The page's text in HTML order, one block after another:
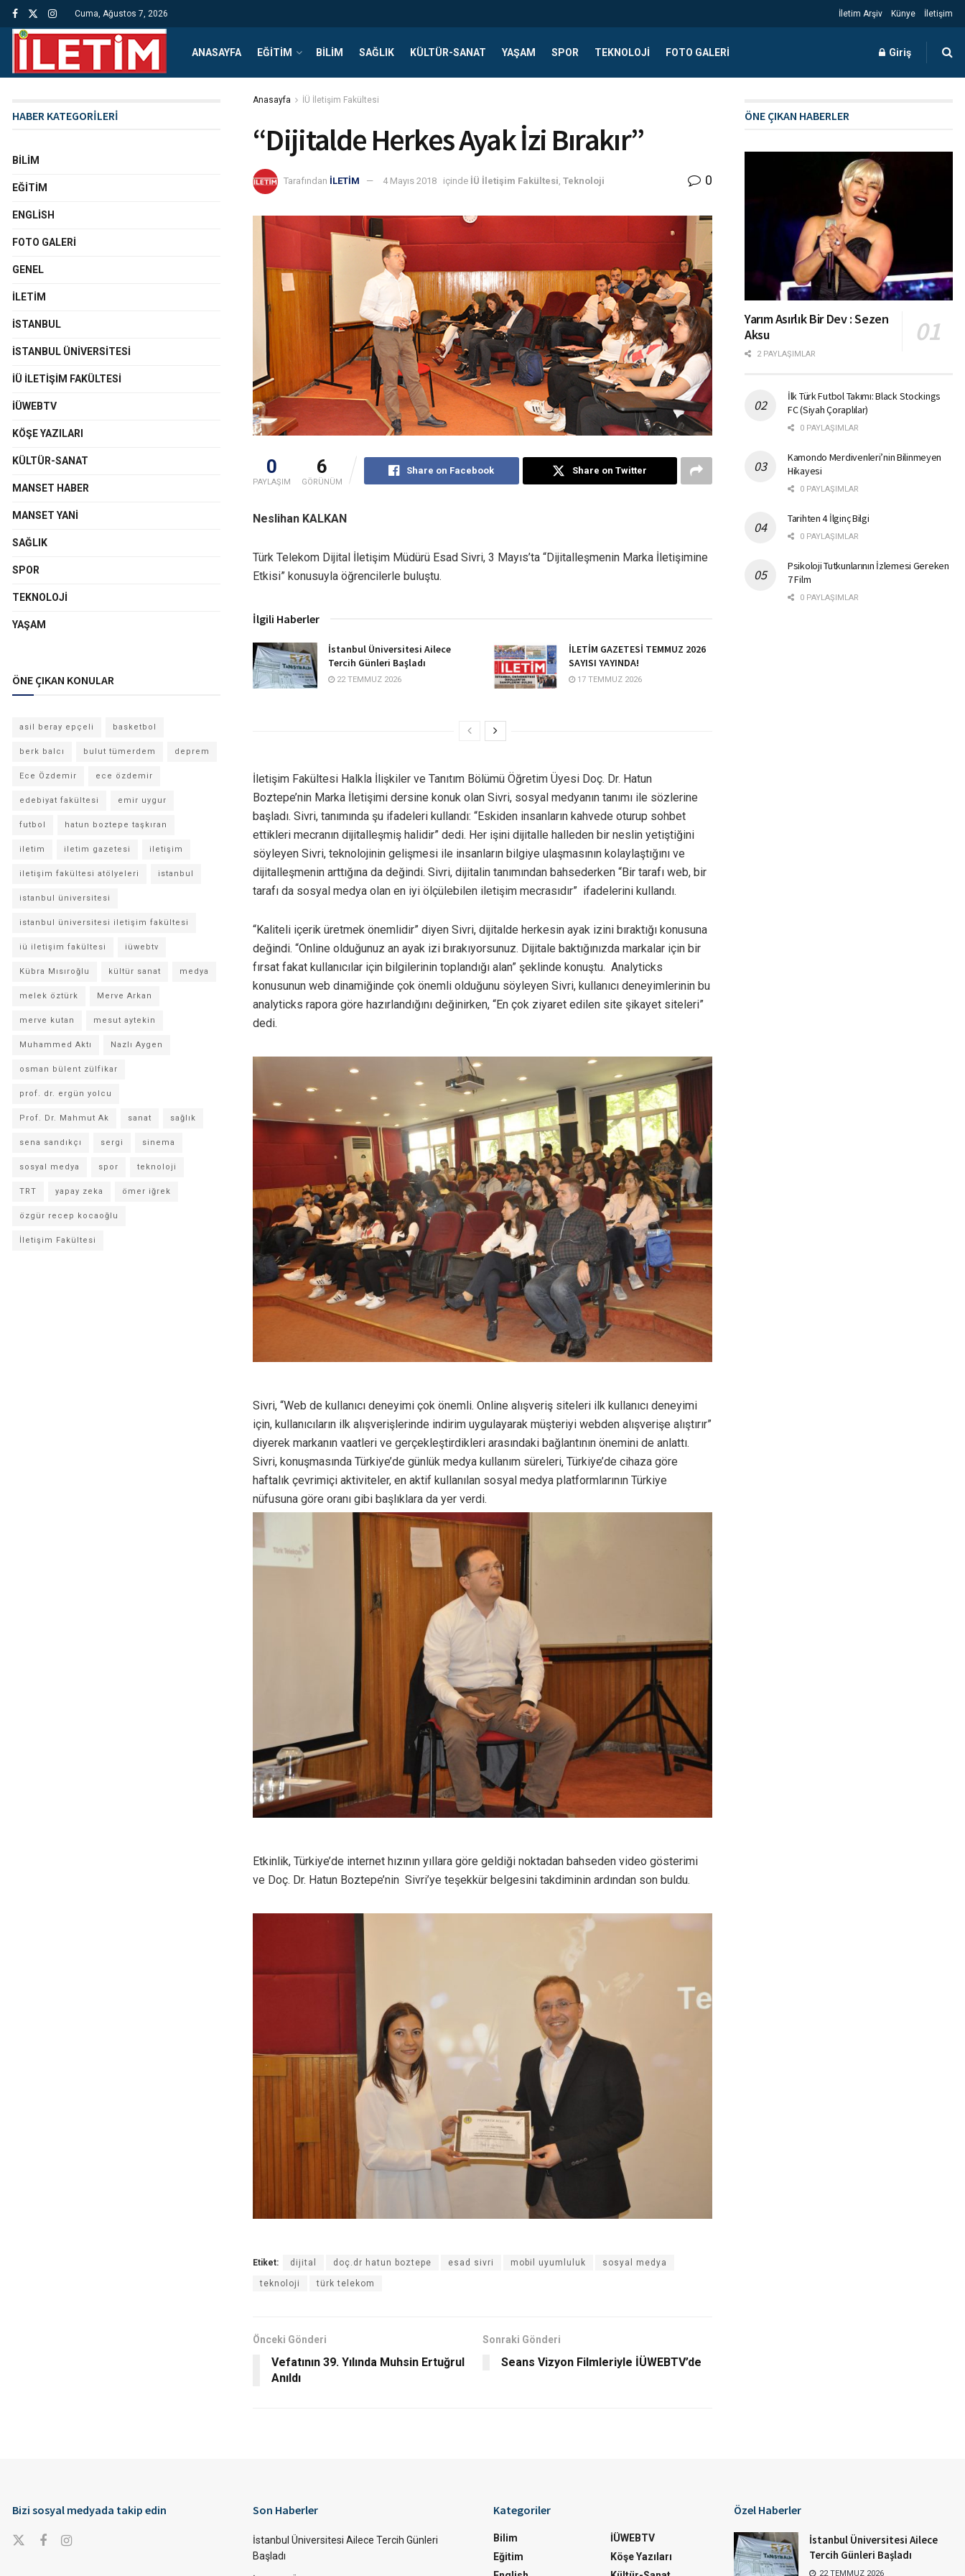
Cuma, Ağustos 7, 2026 İletim Arşiv Künye İletişim
ANASAYFA EĞITIM BILIM SAĞLIK KÜLTÜR-SANAT YAŞAM SPOR TEKNOLOJI FOTO GALERI Giriş
Anasayfa İÜ İletişim Fakültesi
“Dijitalde Herkes Ayak İzi Bırakır”
Tarafından İLETİM 4 Mayıs 2018 içinde İÜ İletişim Fakültesi Teknoloji 0
0
PAYLAŞIM
6
GÖRÜNÜM
Share on Facebook Share on Twitter
Neslihan KALKAN
Türk Telekom Dijital İletişim Müdürü Esad Sivri, 3 Mayıs’ta “Dijitalleşmenin Marka İletişimine
Etkisi” konusuyla öğrencilerle buluştu.
İlgili Haberler
İstanbul Üniversitesi Ailece
Tercih Günleri Başladı
22 TEMMUZ 2026
İLETİM GAZETESİ TEMMUZ 2026
SAYISI YAYINDA!
17 TEMMUZ 2026
İletişim Fakültesi Halkla İlişkiler ve Tanıtım Bölümü Öğretim Üyesi Doç. Dr. Hatun
Boztepe’nin Marka İletişimi dersine konuk olan Sivri, sosyal medyanın tanımı ile sözlerine
başladı. Sivri, tanımında şu ifadeleri kullandı: “Eskiden insanların kahvede oturup sohbet
ettikleri mecranın dijitalleşmiş halidir” dedi. Her işini dijitalle halleden bir neslin yetiştiğini
söyleyen Sivri, teknolojinin gelişmesi ile insanların bilgiye ulaşmasının kolaylaştığını ve
dijitalleşmenin arttığına da değindi. Sivri, dijitalin tanımından bahsederken “Bir tarafı web, bir
tarafı da sosyal medya olan en iyi ölçülebilen iletişim mecrasıdır” ifadelerini kullandı.
“Kaliteli içerik üretmek önemlidir” diyen Sivri, dijitalde herkesin ayak izini bıraktığı konusuna
değindi. “Online olduğunuz an ayak izi bırakıyorsunuz. Dijitale baktığınızda markalar için bir
fırsat fakat kullanıcılar için bilgilerinin toplandığı alan” şeklinde konuştu. Analyticks
konusunun web dinamiğinde çok önemli olduğunu söyleyen Sivri, kullanıcı deneyimlerinin bu
analyticks rapora göre hazırlandığını değinirken, “En çok ziyaret edilen site şikayet siteleri”
dedi.
Sivri, “Web de kullanıcı deneyimi çok önemli. Online alışveriş siteleri ilk kullanıcı deneyimi
için, kullanıcıların ilk alışverişlerinde indirim uygulayarak müşteriyi webden alışverişe alıştırır”
diyerek markanın vaatleri ve gerçekleştirdikleri arasındaki bağlantının önemini de anlattı.
Sivri, konuşmasında Türkiye’de günlük medya kullanım süreleri, Türkiye’de cihaza göre
haftalık çevrimiçi aktiviteler, en aktif kullanılan sosyal medya platformlarının Türkiye
nüfusuna göre oranı gibi başlıklara da yer verdi.
Etkinlik, Türkiye’de internet hızının yıllara göre geldiği noktadan bahseden video gösterimi
ve Doç. Dr. Hatun Boztepe’nin Sivri’ye teşekkür belgesini takdiminin ardından son buldu.
Etiket: dijital doç.dr hatun boztepe esad sivri mobil uyumluluk sosyal medya
teknoloji türk telekom
Önceki Gönderi
Vefatının 39. Yılında Muhsin Ertuğrul
Anıldı
Sonraki Gönderi
Seans Vizyon Filmleriyle İÜWEBTV’de
HABER KATEGORİLERİ
BILIM
EĞITIM
ENGLISH
FOTO GALERI
GENEL
İLETIM
İSTANBUL
İSTANBUL ÜNIVERSITESI
İÜ İLETIŞIM FAKÜLTESI
İÜWEBTV
KÖŞE YAZILARI
KÜLTÜR-SANAT
MANSET HABER
MANSET YANI
SAĞLIK
SPOR
TEKNOLOJI
YAŞAM
ÖNE ÇIKAN KONULAR
asil beray epçeli basketbol
berk balcı bulut tümerdem deprem
Ece Özdemir ece özdemir
edebiyat fakültesi emir uygur
futbol hatun boztepe taşkıran
iletim iletim gazetesi iletişim
iletişim fakültesi atölyeleri istanbul
istanbul üniversitesi
istanbul üniversitesi iletişim fakültesi
iü iletişim fakültesi iüwebtv
Kübra Mısıroğlu kültür sanat medya
melek öztürk Merve Arkan
merve kutan mesut aytekin
Muhammed Aktı Nazlı Aygen
osman bülent zülfikar
prof. dr. ergün yolcu
Prof. Dr. Mahmut Ak sanat sağlık
sena sandıkçı sergi sinema
sosyal medya spor teknoloji
TRT yapay zeka ömer iğrek
özgür recep kocaoğlu
İletişim Fakültesi
ÖNE ÇIKAN HABERLER
Yarım Asırlık Bir Dev : Sezen
Aksu
2 PAYLAŞIMLAR
İlk Türk Futbol Takımı: Black Stockings
FC (Siyah Çoraplılar)
0 PAYLAŞIMLAR
Kamondo Merdivenleri’nin Bilinmeyen
Hikayesi
0 PAYLAŞIMLAR
Tarihten 4 İlginç Bilgi
0 PAYLAŞIMLAR
Psikoloji Tutkunlarının İzlemesi Gereken
7 Film
0 PAYLAŞIMLAR
Bizi sosyal medyada takip edin Son Haberler
İstanbul Üniversitesi Ailece Tercih Günleri
Başladı
Kategoriler
Bilim
Eğitim
İÜWEBTV
Köşe Yazıları
Özel Haberler
İstanbul Üniversitesi Ailece
Tercih Günleri Başladı
22 TEMMUZ 2026